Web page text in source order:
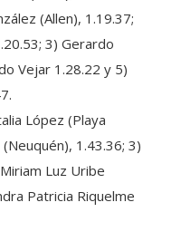
3) Gerardo
Vejar 1.28.22 y 5)
López (Playa
1.43.36; 3)
Luz Uribe
Patricia Riquelme
Villalba